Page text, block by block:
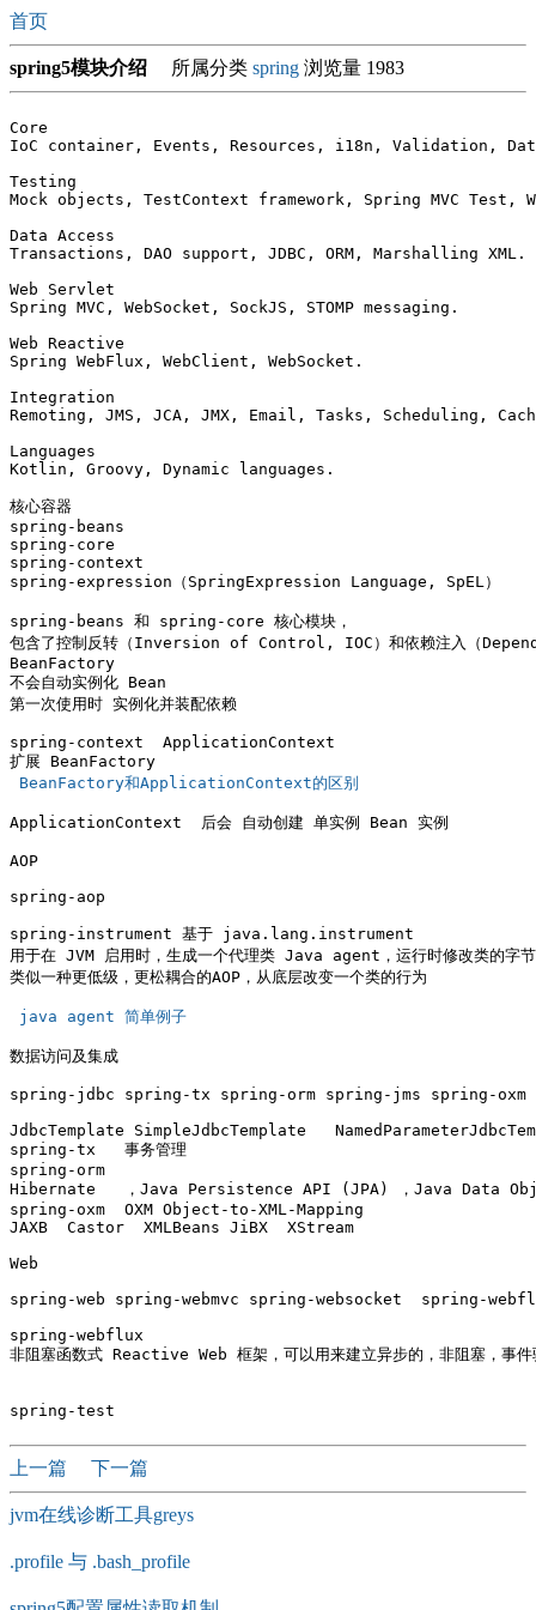
首页
spring5模块介绍 所属分类 spring 浏览量 1983
Core
IoC container, Events, Resources, i18n, Validation,
Testing
Mock objects, TestContext framework, Spring MVC Test,
Data Access
Transactions, DAO support, JDBC, ORM, Marshalling XML.
Web Servlet
Spring MVC, WebSocket, SockJS, STOMP messaging.
Web Reactive
Spring WebFlux, WebClient, WebSocket.
Integration
Remoting, JMS, JCA, JMX, Email, Tasks, Scheduling,
Languages
Kotlin, Groovy, Dynamic languages.
核心容器
spring-beans
spring-core
spring-context
spring-expression（SpringExpression Language, SpEL）
spring-beans 和 spring-core 核心模块，
包含了控制反转（Inversion of Control, IOC）和依赖注入（
BeanFactory
不会自动实例化 Bean
第一次使用时 实例化并装配依赖
spring-context  ApplicationContext
BeanFactory和ApplicationContext的区别
ApplicationContext  后会 自动创建 单实例 Bean 实例
AOP
spring-aop
spring-instrument 基于 java.lang.instrument
用于在 JVM 启用时，生成一个代理类 Java agent，运行时修改类的字
类似一种更低级，更松耦合的AOP，从底层改变一个类的行为
java agent 简单例子
数据访问及集成
spring-jdbc spring-tx spring-orm spring-jms spring-oxm
JdbcTemplate SimpleJdbcTemplate
spring-tx   事务管理
spring-orm
Hibernate   ，Java Persistence API (JPA) ，Java Data
spring-oxm  OXM Object-to-XML-Mapping
JAXB  Castor  XMLBeans JiBX  XStream
Web
spring-web spring-webmvc spring-websocket  spring-
spring-webflux
非阻塞函数式 Reactive Web 框架，可以用来建立异步的，非阻塞，事件
上一篇 下一篇
jvm在线诊断工具greys
.profile 与 .bash_profile